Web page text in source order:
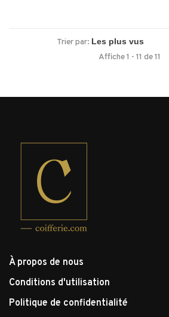
Trier par:
Affiche 1 - 11 de 11
À propos de nous
Conditions d'utilisation
Politique de confidentialité